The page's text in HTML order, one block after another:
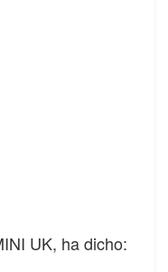
UK, ha dicho: